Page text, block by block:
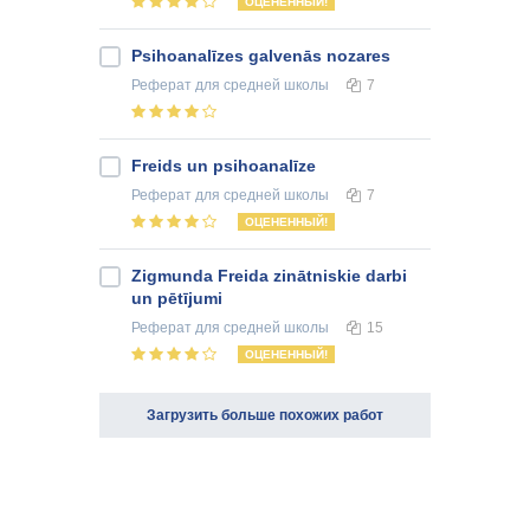
Psihoanalīzes galvenās nozares
Реферат для средней школы 7
Freids un psihoanalīze
Реферат для средней школы 7
ОЦЕНЕННЫЙ!
Zigmunda Freida zinātniskie darbi
un pētījumi
Реферат для средней школы 15
ОЦЕНЕННЫЙ!
Загрузить больше похожих работ